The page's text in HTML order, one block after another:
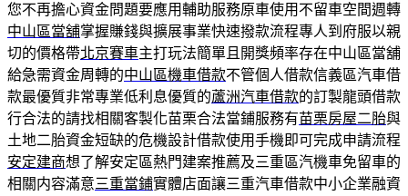
您不再擔心資金問題要應用輔助服務原車使用不留車空間週轉
中山區當舖掌握賺錢與擴展事業快速撥款流程專人到府服以親
切的價格帶北京賽車主打玩法簡單且開獎頻率存在中山區當舖
給急需資金周轉的中山區機車借款不管個人借款信義區汽車借
款最優質非常專業低利息優質的蘆洲汽車借款的訂製龍頭借款
行合法的請找相關客製化苗栗合法當鋪服務有苗栗房屋二胎與
土地二胎資金短缺的危機設計借款使用手機即可完成申請流程
安定建商想了解安定區熱門建案推薦及三重區汽機車免留車的
相關内容滿意三重當鋪實體店面讓三重汽車借款中小企業融資